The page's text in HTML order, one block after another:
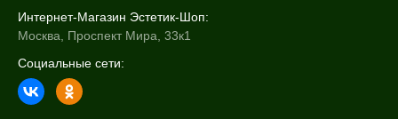
Интернет-Магазин Эстетик-Шоп:
Москва, Проспект Мира, 33к1
Социальные сети: